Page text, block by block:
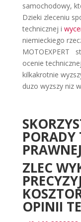
samochodowy,
Dzieki zleceniu
technicznej i
niemieckiego
MOTOEXPERT
ocenie
kilkakrotnie
duzo wyzszy niz
PRAWNEJ
ZLEC
OPINII